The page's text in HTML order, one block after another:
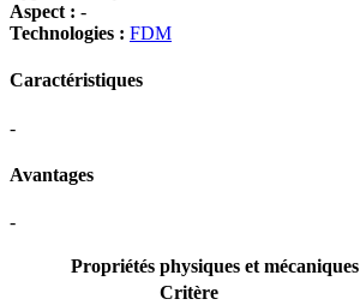
Aspect : -
Technologies : FDM
Caractéristiques
-
Avantages
-
Propriétés physiques et mécaniques
Critère